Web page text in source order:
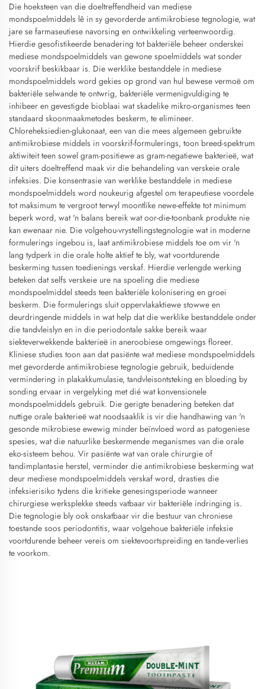
Die hoeksteen van die doeltreffendheid van mediese
mondspoelmiddels lê in sy gevorderde antimikrobiese tegnologie, wat
jare se farmaseutiese navorsing en ontwikkeling verteenwoordig.
Hierdie gesofistikeerde benadering tot bakteriële beheer onderskei
mediese mondspoelmiddels van gewone spoelmiddels wat sonder
voorskrif beskikbaar is. Die werklike bestanddele in mediese
mondspoelmiddels word gekies op grond van hul bewese vermoë om
bakteriële selwande te ontwrig, bakteriële vermenigvuldiging te
inhibeer en gevestigde bioblaai wat skadelike mikro-organismes teen
standaard skoonmaakmetodes beskerm, te elimineer.
Chloreheksiedien-glukonaat, een van die mees algemeen gebruikte
antimikrobiese middels in voorskrif-formulerings, toon breed-spektrum
aktiwiteit teen sowel gram-positiewe as gram-negatiewe bakterieë, wat
dit uiters doeltreffend maak vir die behandeling van verskeie orale
infeksies. Die konsentrasie van werklike bestanddele in mediese
mondspoelmiddels word noukeurig afgestel om terapeutiese voordele
tot maksimum te vergroot terwyl moontlike newe-effekte tot minimum
beperk word, wat 'n balans bereik wat oor-die-toonbank produkte nie
kan ewenaar nie. Die volgehou-vrystellingstegnologie wat in moderne
formulerings ingebou is, laat antimikrobiese middels toe om vir 'n
lang tydperk in die orale holte aktief te bly, wat voortdurende
beskerming tussen toedienings verskaf. Hierdie verlengde werking
beteken dat selfs verskeie ure na spoeling die mediese
mondspoelmiddel steeds teen bakteriële kolonisering en groei
beskerm. Die formulerings sluit oppervlakaktiewe stowwe en
deurdringende middels in wat help dat die werklike bestanddele onder
die tandvleislyn en in die periodontale sakke bereik waar
siekteverwekkende bakterieë in aneroobiese omgewings floreer.
Kliniese studies toon aan dat pasiënte wat mediese mondspoelmiddels
met gevorderde antimikrobiese tegnologie gebruik, beduidende
vermindering in plakakkumulasie, tandvleisontsteking en bloeding by
sonding ervaar in vergelyking met dié wat konvensionele
mondspoelmiddels gebruik. Die gerigte benadering beteken dat
nuttige orale bakterieë wat noodsaaklik is vir die handhawing van 'n
gesonde mikrobiese ewewig minder beïnvloed word as patogeniese
spesies, wat die natuurlike beskermende meganismes van die orale
eko-sisteem behou. Vir pasiënte wat van orale chirurgie of
tandimplantasie herstel, verminder die antimikrobiese beskerming wat
deur mediese mondspoelmiddels verskaf word, drasties die
infeksierisiko tydens die kritieke genesingsperiode wanneer
chirurgiese werksplekke steeds vatbaar vir bakteriële indringing is.
Die tegnologie bly ook onskatbaar vir die bestuur van chroniese
toestande soos periodontitis, waar volgehoue bakteriële infeksie
voortdurende beheer vereis om siektevoortspreiding en tande-verlies
te voorkom.